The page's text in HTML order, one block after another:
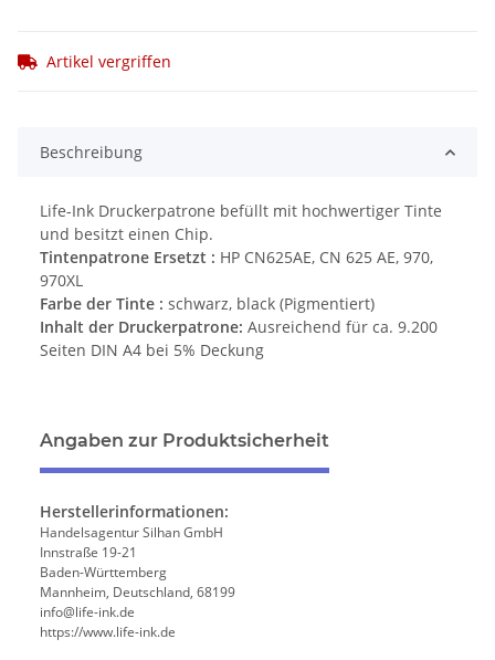
Artikel vergriffen
Beschreibung
Life-Ink Druckerpatrone befüllt mit hochwertiger Tinte
und besitzt einen Chip.
Tintenpatrone Ersetzt : HP CN625AE, CN 625 AE, 970,
970XL
Farbe der Tinte : schwarz, black (Pigmentiert)
Inhalt der Druckerpatrone: Ausreichend für ca. 9.200
Seiten DIN A4 bei 5% Deckung
Angaben zur Produktsicherheit
Herstellerinformationen:
Handelsagentur Silhan GmbH
Innstraße 19-21
Baden-Württemberg
Mannheim, Deutschland, 68199
info@life-ink.de
https://www.life-ink.de